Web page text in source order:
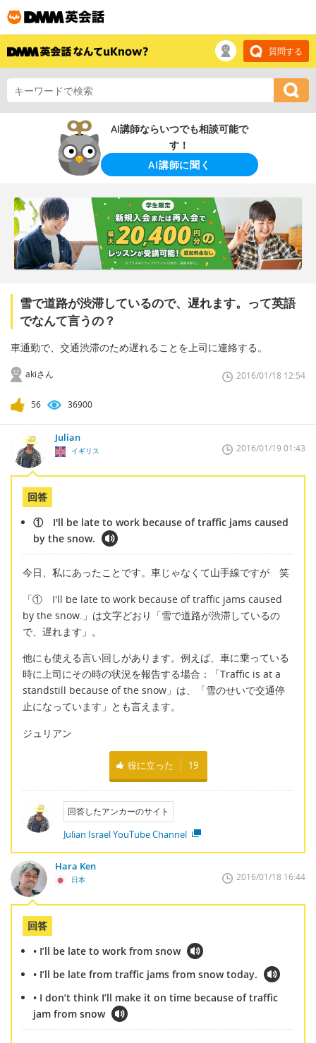
質問する
AI講師ならいつでも相談可能で
す！
AI講師に聞く
雪で道路が渋滞しているので、遅れます。って英語
でなんて言うの？
車通勤で、交通渋滞のため遅れることを上司に連絡する。
akiさん 2016/01/18 12:54
56 36900
Julian
イギリス 2016/01/19 01:43
回答
① I'll be late to work because of traffic jams caused
by the snow.
今日、私にあったことです。車じゃなくて山手線ですが 笑
「① I'll be late to work because of traffic jams caused
by the snow.」は文字どおり「雪で道路が渋滞しているの
で、遅れます」。
他にも使える言い回しがあります。例えば、車に乗っている
時に上司にその時の状況を報告する場合：「Traffic is at a
standstill because of the snow」は、「雪のせいで交通停
止になっています」とも言えます。
ジュリアン
役に立った 19
回答したアンカーのサイト
Julian Israel YouTube Channel
Hara Ken
日本 2016/01/18 16:44
回答
• I’ll be late to work from snow
• I’ll be late from traffic jams from snow today.
• I don’t think I’ll make it on time because of traffic
jam from snow